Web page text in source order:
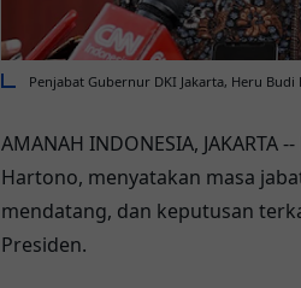
Penjabat Gubernur DKI Jakarta, Heru Budi
AMANAH INDONESIA, JAKARTA
Hartono, menyatakan masa
mendatang, dan keputusan
Presiden.